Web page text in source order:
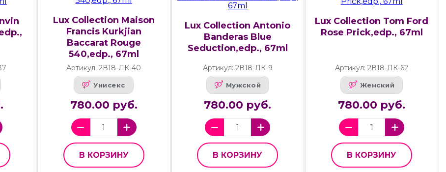
Lux Collection Maison
Francis Kurkjian
Baccarat Rouge
540,edp., 67ml
Артикул: 2В18-ЛК-40
Унисекс
780.00 руб.
В КОРЗИНУ
Lux Collection Antonio
Banderas Blue
Seduction,edp., 67ml
Артикул: 2В18-ЛК-9
Мужской
780.00 руб.
В КОРЗИНУ
Lux Collection Tom Ford
Rose Prick,edp., 67ml
Артикул: 2В18-ЛК-62
Женский
780.00 руб.
В КОРЗИНУ